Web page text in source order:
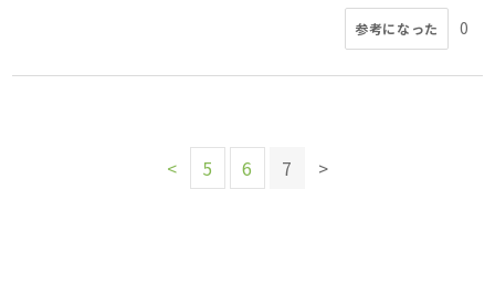
参考になった 0
< 5 6 7 >